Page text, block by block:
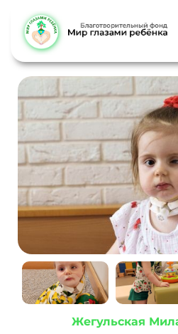
Жегульская